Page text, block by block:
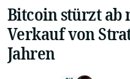
Bitcoin stürzt ab
Verkauf von
Jahren